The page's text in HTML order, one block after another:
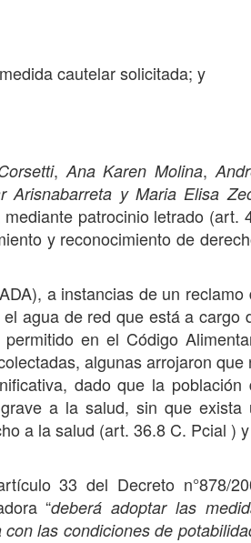
cautelar solicitada; y
, Ana Karen Molina,
Arisnabarreta y Maria Elisa
patrocinio letrado (art.
y reconocimiento de
a instancias de un reclamo
agua de red que está a cargo
en el Código
algunas arrojaron que
dado que la población
a la salud, sin que exista
a la salud (art. 36.8 C. Pcial )
33 del Decreto n°878/
“deberá adoptar las
las condiciones de